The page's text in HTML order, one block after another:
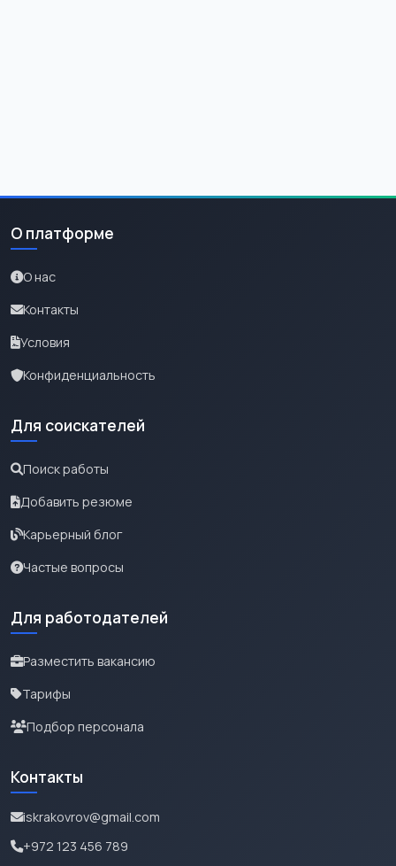
О платформе
О нас
Контакты
Условия
Конфиденциальность
Для соискателей
Поиск работы
Добавить резюме
Карьерный блог
Частые вопросы
Для работодателей
Разместить вакансию
Тарифы
Подбор персонала
Контакты
iskrakovrov@gmail.com
+972 123 456 789